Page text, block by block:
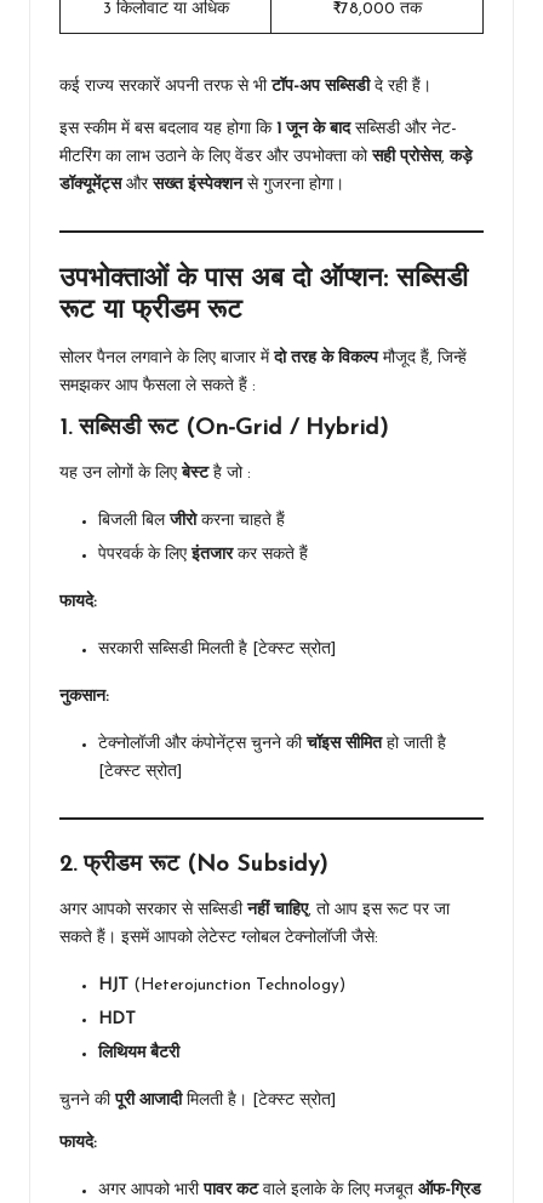
3 किलोवाट या अधिक ₹78,000 तक
कई राज्य सरकारें अपनी तरफ से भी टॉप-अप सब्सिडीदे रही हैं।
इस स्कीम में बस बदलाव यह होगा कि 1 जून के बादसब्सिडी और नेट-
मीटरिंग का लाभ उठाने के लिए वेंडर और उपभोक्ता को सही प्रोसेस, कड़े
डॉक्यूमेंट्सऔर सख्त इंस्पेक्शनसे गुजरना होगा।
उपभोक्ताओं के पास अब दो ऑप्शन: सब्सिडी
रूट या फ्रीडम रूट
सोलर पैनल लगवाने के लिए बाजार मेंदो तरह के विकल्पमौजूद हैं, जिन्हें
समझकर आप फैसला ले सकते हैं :
1. सब्सिडी रूट (On-Grid / Hybrid)
यह उन लोगों के लिए बेस्टहै जो :
बिजली बिल जीरोकरना चाहते हैं
पेपरवर्क के लिए इंतजारकर सकते हैं
फायदे:
सरकारी सब्सिडी मिलती है [टेक्स्ट स्रोत]
नुकसान:
टेक्नोलॉजी और कंपोनेंट्स चुनने की चॉइस सीमितहो जाती है
[टेक्स्ट स्रोत]
2. फ्रीडम रूट (No Subsidy)
अगर आपको सरकार से सब्सिडी नहीं चाहिए, तो आप इस रूट पर जा
सकते हैं। इसमें आपको लेटेस्ट ग्लोबल टेक्नोलॉजी जैसे:
HJT (Heterojunction Technology)
HDT
लिथियम बैटरी
चुनने की पूरी आजादीमिलती है। [टेक्स्ट स्रोत]
फायदे:
अगर आपको भारी पावर कटवाले इलाके के लिए मजबूत ऑफ-ग्रिड